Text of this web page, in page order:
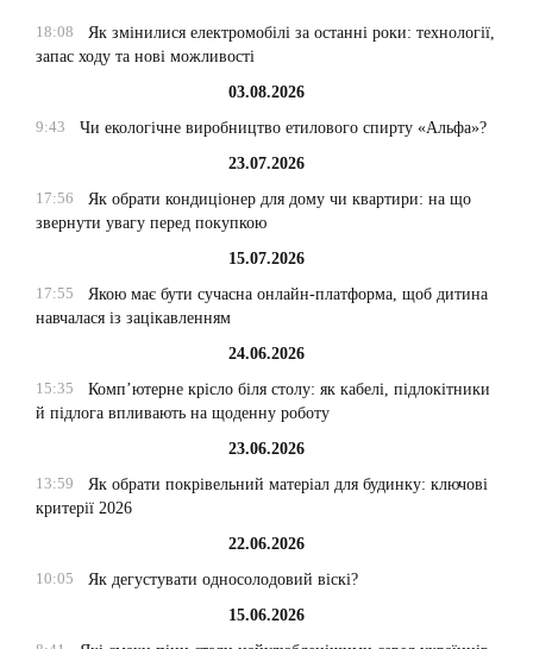
18:08
Як змінилися електромобілі за останні роки: технології,
запас ходу та нові можливості
03.08.2026
9:43
Чи екологічне виробництво етилового спирту «Альфа»?
23.07.2026
17:56
Як обрати кондиціонер для дому чи квартири: на що
звернути увагу перед покупкою
15.07.2026
17:55
Якою має бути сучасна онлайн-платформа, щоб дитина
навчалася із зацікавленням
24.06.2026
15:35
Комп’ютерне крісло біля столу: як кабелі, підлокітники
й підлога впливають на щоденну роботу
23.06.2026
13:59
Як обрати покрівельний матеріал для будинку: ключові
критерії 2026
22.06.2026
10:05
Як дегустувати односолодовий віскі?
15.06.2026